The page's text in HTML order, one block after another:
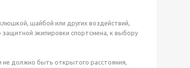
шайбой или других воздействий,
экипировки спортсмена, к выбору
не должно быть открытого расстояния,